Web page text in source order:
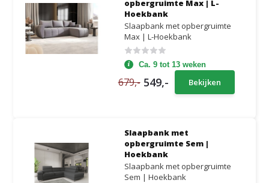
opbergruimte Max | L-
Hoekbank
Slaapbank met opbergruimte
Max | L-Hoekbank
Ca. 9 tot 13 weken
679,- 549,- Bekijken
Slaapbank met
opbergruimte Sem |
Hoekbank
Slaapbank met opbergruimte
Sem | Hoekbank